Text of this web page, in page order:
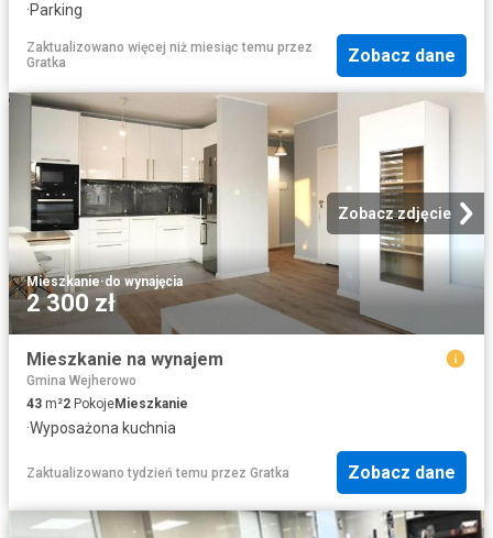
·Parking
Zaktualizowano więcej niż miesiąc temu przez
Gratka
Zobacz dane
Zobacz zdjęcie
Mieszkanie·do wynajęcia
2 300 zł
Mieszkanie na wynajem
Gmina Wejherowo
43 m²2 PokojeMieszkanie
·Wyposażona kuchnia
Zaktualizowano tydzień temu przez Gratka Zobacz dane